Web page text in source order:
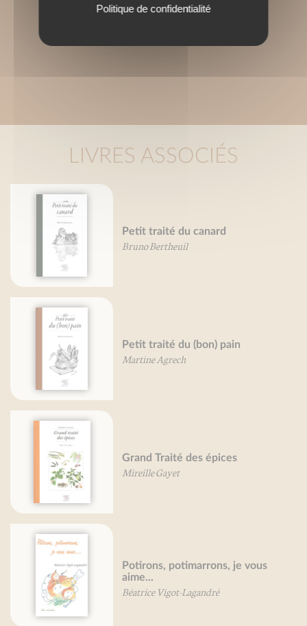
LIVRES ASSOCIÉS
Petit traité du canard
Bruno Bertheuil
Petit traité du (bon) pain
Martine Agrech
Grand Traité des épices
Mireille Gayet
Potirons, potimarrons, je vous
aime...
Béatrice Vigot-Lagandré
Politique de confidentialité